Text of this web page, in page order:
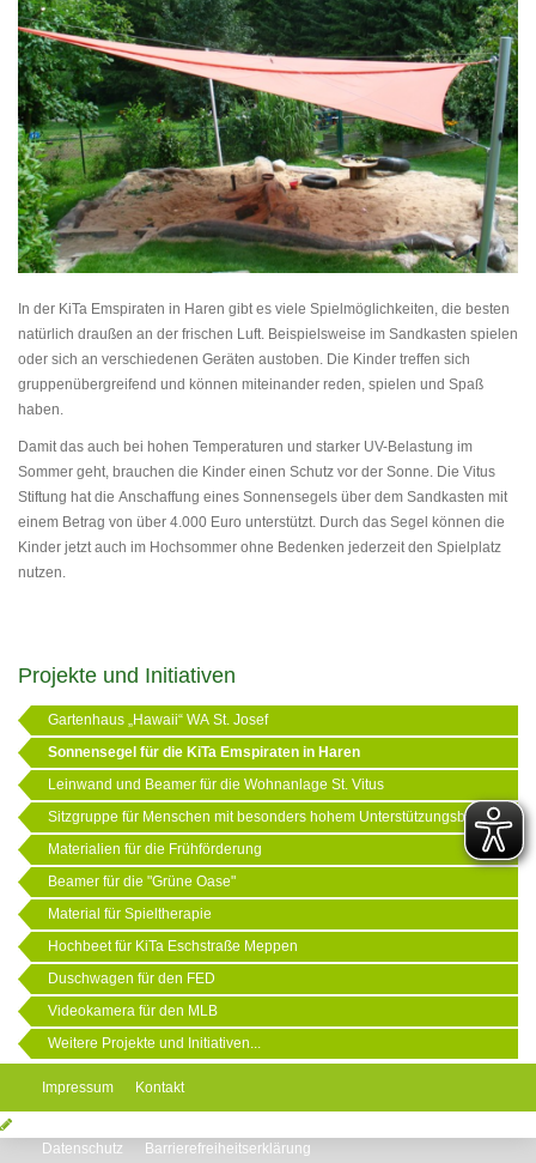
In der KiTa Emspiraten in Haren gibt es viele Spielmöglichkeiten, die besten
natürlich draußen an der frischen Luft. Beispielsweise im Sandkasten spielen
oder sich an verschiedenen Geräten austoben. Die Kinder treffen sich
gruppenübergreifend und können miteinander reden, spielen und Spaß
haben.
Damit das auch bei hohen Temperaturen und starker UV-Belastung im
Sommer geht, brauchen die Kinder einen Schutz vor der Sonne. Die Vitus
Stiftung hat die Anschaffung eines Sonnensegels über dem Sandkasten mit
einem Betrag von über 4.000 Euro unterstützt. Durch das Segel können die
Kinder jetzt auch im Hochsommer ohne Bedenken jederzeit den Spielplatz
nutzen.
Projekte und Initiativen
Gartenhaus „Hawaii“ WA St. Josef
Sonnensegel für die KiTa Emspiraten in Haren
Leinwand und Beamer für die Wohnanlage St. Vitus
Sitzgruppe für Menschen mit besonders hohem Unterstützungsbedarf
Materialien für die Frühförderung
Beamer für die "Grüne Oase"
Material für Spieltherapie
Hochbeet für KiTa Eschstraße Meppen
Duschwagen für den FED
Videokamera für den MLB
Weitere Projekte und Initiativen...
Impressum Kontakt
Datenschutz Barrierefreiheitserklärung